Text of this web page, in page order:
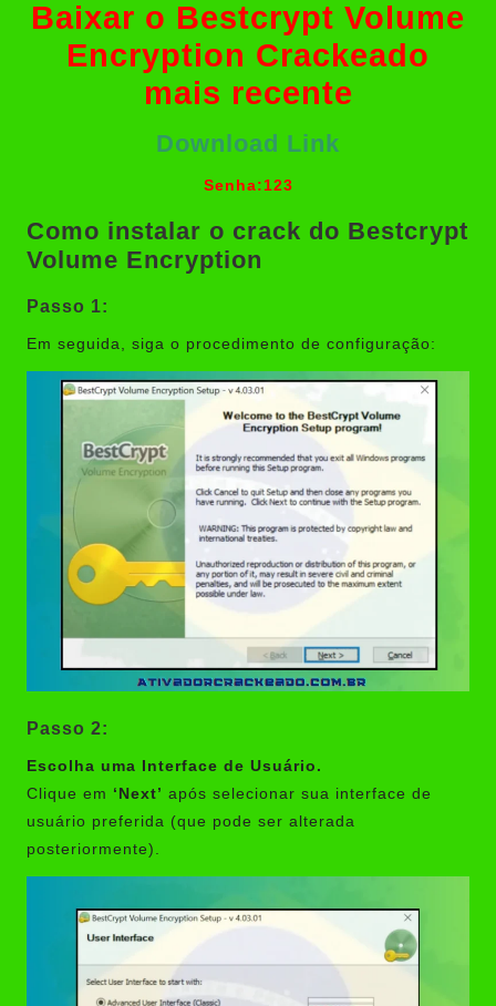
Baixar o Bestcrypt Volume
Encryption Crackeado
mais recente
Download Link
Senha:123
Como instalar o crack do Bestcrypt
Volume Encryption
Passo 1:
Em seguida, siga o procedimento de configuração:
Passo 2:
Escolha uma Interface de Usuário.
Clique em ‘Next’ após selecionar sua interface de
usuário preferida (que pode ser alterada
posteriormente).